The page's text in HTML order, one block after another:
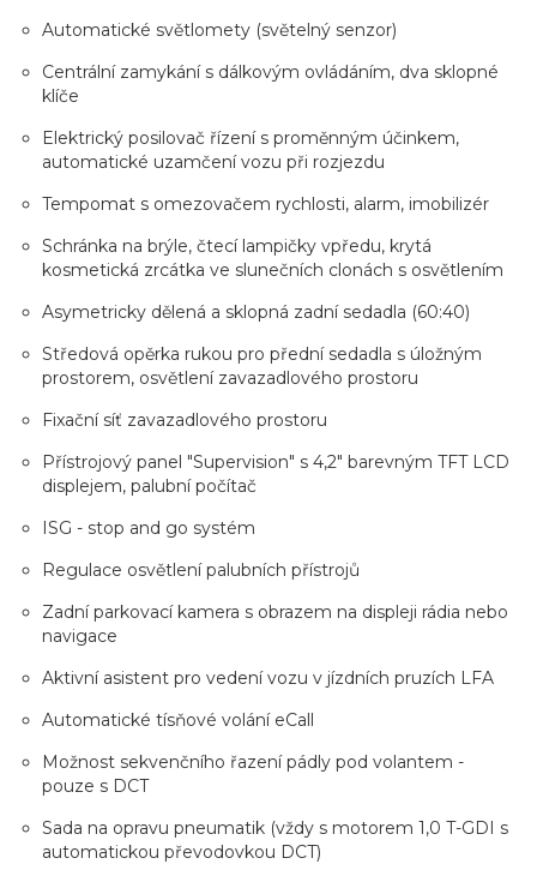
Automatické světlomety (světelný senzor)
Centrální zamykání s dálkovým ovládáním, dva sklopné
klíče
Elektrický posilovač řízení s proměnným účinkem,
automatické uzamčení vozu při rozjezdu
Tempomat s omezovačem rychlosti, alarm, imobilizér
Schránka na brýle, čtecí lampičky vpředu, krytá
kosmetická zrcátka ve slunečních clonách s osvětlením
Asymetricky dělená a sklopná zadní sedadla (60:40)
Středová opěrka rukou pro přední sedadla s úložným
prostorem, osvětlení zavazadlového prostoru
Fixační síť zavazadlového prostoru
Přístrojový panel "Supervision" s 4,2" barevným TFT LCD
displejem, palubní počítač
ISG - stop and go systém
Regulace osvětlení palubních přístrojů
Zadní parkovací kamera s obrazem na displeji rádia nebo
navigace
Aktivní asistent pro vedení vozu v jízdních pruzích LFA
Automatické tísňové volání eCall
Možnost sekvenčního řazení pádly pod volantem -
pouze s DCT
Sada na opravu pneumatik (vždy s motorem 1,0 T-GDI s
automatickou převodovkou DCT)